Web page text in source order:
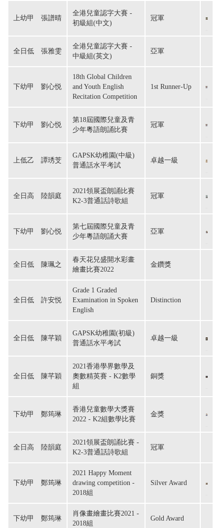
上幼甲　張譜晴
全港兒童認字大賽 -
初級組(中文)
冠軍
全日低　張雅雯
全港兒童認字大賽 -
中級組(英文)
亞軍
下幼甲　劉心悦
18th Global Children
and Youth English
Recitation Competition
1st Runner-Up
下幼甲　劉心悦
第18屆國際兒童及青
少年粵語朗誦比賽
冠軍
上低乙　譚琇芠
GAPSK幼稚園(中級)
普通話水平考試
卓越一級
全日高　陸韻庭
2021領展盃朗誦比賽
K2-3普通話詩歌組
冠軍
下幼甲　劉心悦
第七屆國際兒童及青
少年粵語朗誦大賽
亞軍
全日低　陳珮之
春天花兒盛開水彩畫
繪畫比賽2022
金鑽獎
全日低　許安悦
Grade 1 Graded
Examination in Spoken
English
Distinction
全日低　陳芊穎
GAPSK幼稚園(初級)
普通話水平考試
卓越一級
全日低　陳芊穎
2021香港學界數學及
奧數精英賽 - K2數學
組
銅獎
下幼甲　鄭筠琳
香港兒童數學大獎賽
2022 - K2組數學比賽
金獎
全日高　陸韻庭
2021領展盃朗誦比賽 -
K2-3普通話詩歌組
冠軍
下幼甲　鄭筠琳
2021 Happy Moment
drawing competition -
2018組
Silver Award
下幼甲　鄭筠琳
肖像畫繪畫比賽2021 -
2018組
Gold Award